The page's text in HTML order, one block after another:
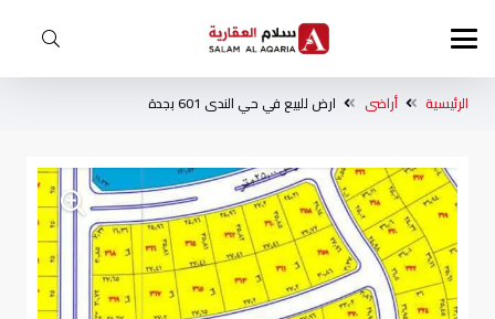
الرئيسية أراضى ارض للبيع في حي الندى 601 بجدة